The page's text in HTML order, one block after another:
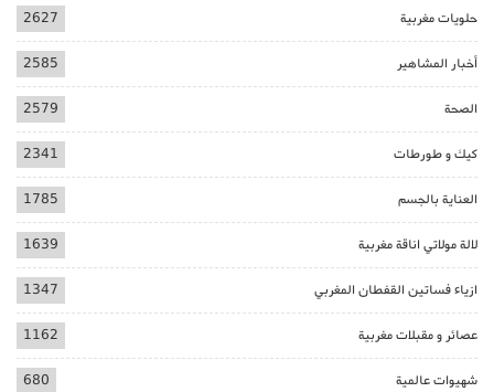
حلويات مغربية 2627
أخبار المشاهير 2585
الصحة 2579
كيك و طورطات 2341
العناية بالجسم 1785
لالة مولاتي اناقة مغربية 1639
ازياء فساتين القفطان المغربي 1347
عصائر و مقبلات مغربية 1162
شهيوات عالمية 680